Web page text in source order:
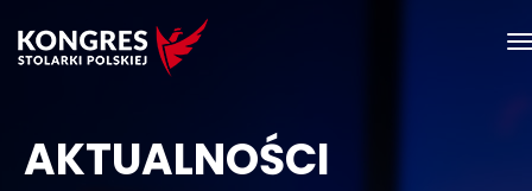
AKTUALNOŚCI